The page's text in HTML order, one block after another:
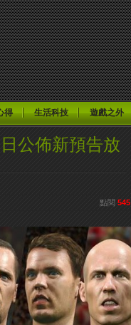
得 生活科技 遊戲之外
公佈新預告​​放
點閱 545